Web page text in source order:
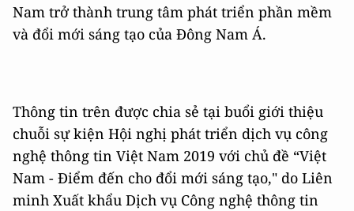
Nam trở thành trung tâm phát triển phần mềm
và đổi mới sáng tạo của Đông Nam Á.
Thông tin trên được chia sẻ tại buổi giới thiệu
chuỗi sự kiện Hội nghị phát triển dịch vụ công
nghệ thông tin Việt Nam 2019 với chủ đề “Việt
Nam - Điểm đến cho đổi mới sáng tạo," do Liên
minh Xuất khẩu Dịch vụ Công nghệ thông tin